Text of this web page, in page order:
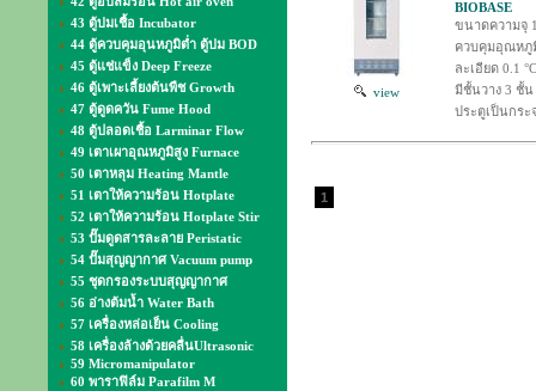
43 ตู้บ่มเชื้อ Incubator
44 ตู้ควบคุมอุนหภูมิต่ำ ตู้บ่ม BOD
45 ตู้แช่แข็ง Deep Freeze
46 ตู้เพาะเลี้ยงต้นพืช Growth
47 ตู้ดูดควัน Fume Hood
48 ตู้ปลอดเชื้อ Larminar Flow
49 เตาเผาอุณหภูมิสูง Furnace
50 เตาหลุม Heating Mantle
51 เตาให้ความร้อน Hotplate
52 เตาให้ความร้อน Hotplate Stir
53 ปั๊มดูดสารละลาย Peristatic
54 ปั๊มสุญญากาศ Vacuum pump
55 ชุดกรองระบบสุญญากาศ
56 อ่างต้มน้ำ Water Bath
57 เครื่องหล่อเย็น Cooling
58 เครื่องล้างด้วยคลื่นUltrasonic
59 Micromanipulator
60 พาราฟิล์ม Parafilm M
view
BIOBASE
ขนาดความจุ
ควบคุมอุณหภูมิ
ละเอียด 0.1 °C
มีชั้นวาง 3 ชั้น
ประตูเป็นกระ
1